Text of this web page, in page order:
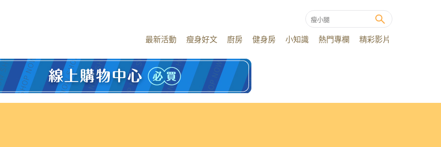
最新活動 瘦身好文 廚房 健身房 小知識 熱門專欄 精彩影片